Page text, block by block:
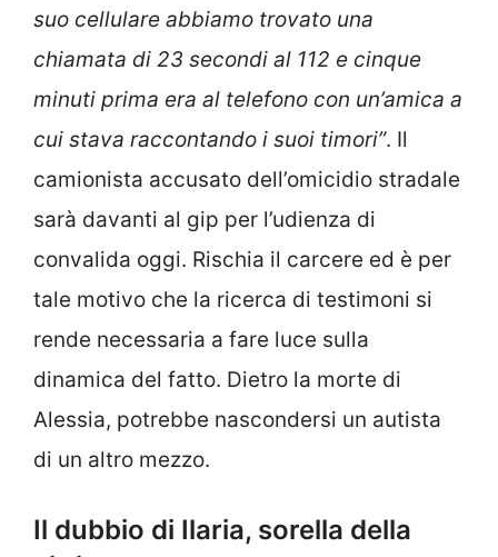
suo cellulare abbiamo trovato una
chiamata di 23 secondi al 112 e cinque
minuti prima era al telefono con un’amica a
cui stava raccontando i suoi timori”. Il
camionista accusato dell’omicidio stradale
sarà davanti al gip per l’udienza di
convalida oggi. Rischia il carcere ed è per
tale motivo che la ricerca di testimoni si
rende necessaria a fare luce sulla
dinamica del fatto. Dietro la morte di
Alessia, potrebbe nascondersi un autista
di un altro mezzo.
Il dubbio di Ilaria, sorella della